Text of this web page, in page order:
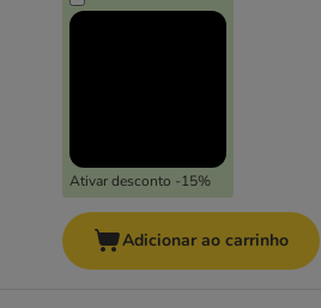
Ativar desconto -15%
Adicionar ao carrinho